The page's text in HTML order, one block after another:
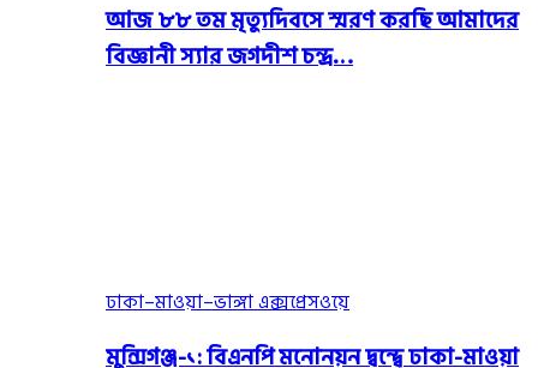
আজ ৮৮ তম মৃত্যুদিবসে স্মরণ করছি আমাদের
বিজ্ঞানী স্যার জগদীশ চন্দ্র…
ঢাকা–মাওয়া–ভাঙ্গা এক্সপ্রেসওয়ে
মুন্সিগঞ্জ-১: বিএনপি মনোনয়ন দ্বন্দ্বে ঢাকা-মাওয়া